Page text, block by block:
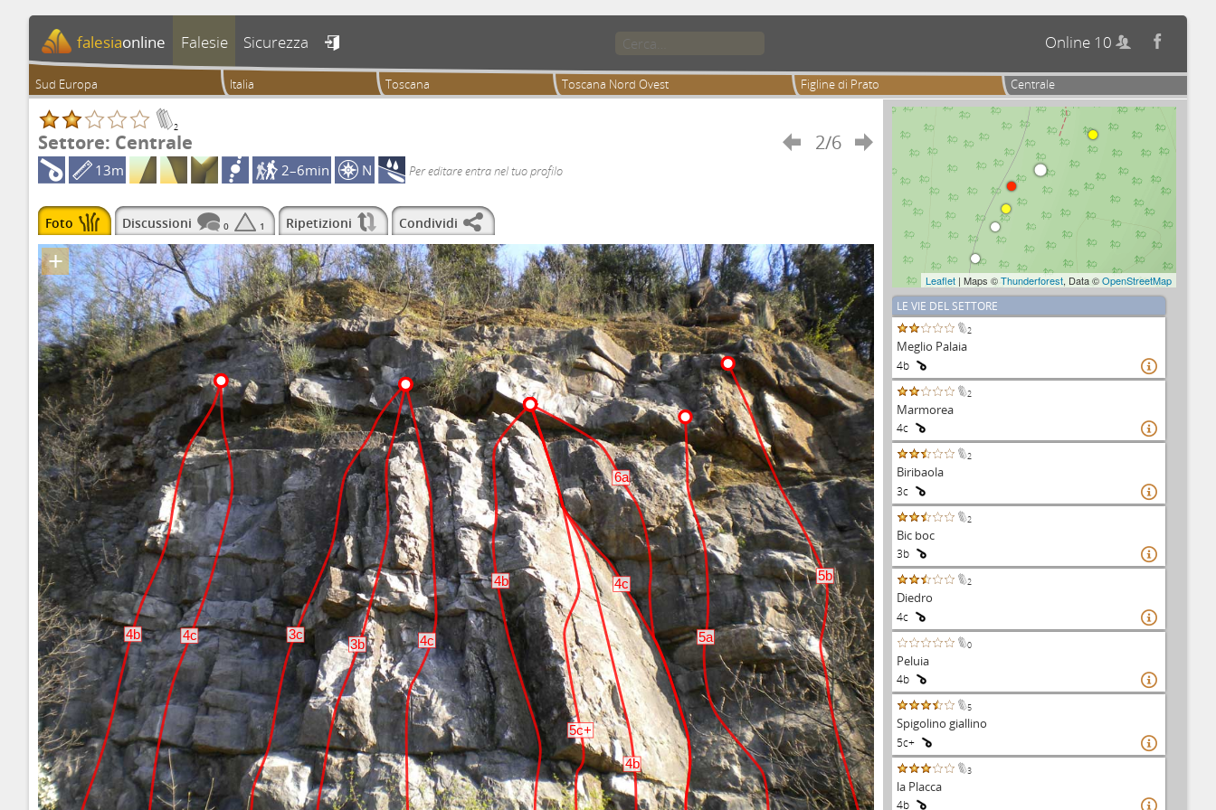
falesiaonline Falesie Sicurezza  Online 10 
Sud Europa Italia Toscana Toscana Nord Ovest Figline di Prato Centrale
2
Settore: Centrale  2/6

13m
2–6min N Per editare entra nel tuo profilo
Foto Discussioni 0 1 Ripetizioni Condividi
+
4b 4c 3c
3b 4c
4b
5c+
4b
4c
6a
5a
5b
Leaflet | Maps ©Thunderforest, Data ©OpenStreetMap
LE VIE DEL SETTORE
2
Meglio Palaia
4b 
2
Marmorea
4c 
2
Biribaola
3c 
2
Bic boc
3b 
2
Diedro
4c 
0
Peluia
4b 
5
Spigolino giallino
5c+ 
3
la Placca
4b 